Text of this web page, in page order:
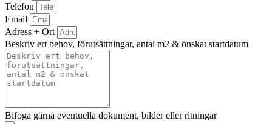
Telefon
Email
Adress + Ort
Beskriv ert behov, förutsättningar, antal m2 & önskat startdatum
Bifoga gärna eventuella dokument, bilder eller ritningar